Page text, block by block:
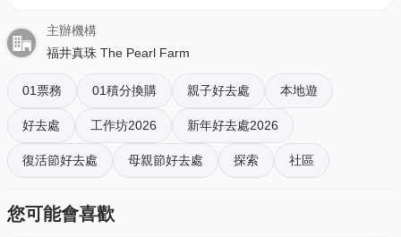
價錢：$520（原價：$680）
價錢：HKD 680 (原價: $980)｜人均$340
4) 兩大一小親子套票 (包兩件珍珠+首飾)
價錢：HKD 1180 (原價: $1660)
推廣日期: 1/1/2026-31/12/2026
按「門票」> 點擊相關活動電子門票；
- 透過訂單電郵內按「查看電子票」連結; 部份活動設
有電子門票附件(PDF)。
4. 我預訂了活動，但還沒收到確認電郵，該怎樣辦？
- 如果仍未能找到確認電郵，你可以電郵到
01space@hk01.com 與我們聯絡。
5. 下單後，我可以修改訂單或申請退款嗎？
主辦機構
福井真珠 The Pearl Farm
01票務 01積分換購 親子好去處 本地遊
好去處 工作坊2026 新年好去處2026
復活節好去處 母親節好去處 探索 社區
您可能會喜歡